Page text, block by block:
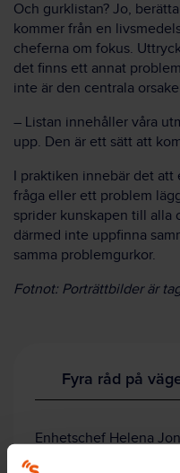
Och gurklistan? Jo,
kommer från en
cheferna om fokus.
det finns ett annat
inte är den centrala
– Listan innehåller våra
upp. Den är ett sätt att
I praktiken innebär det att
fråga eller ett problem
sprider kunskapen till alla
därmed inte uppfinna
samma problemgurkor.
Fotnot: Porträttbilder är
Fyra råd på
Enhetschef Helena